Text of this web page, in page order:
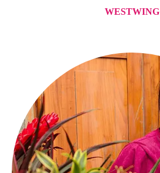
WESTWING